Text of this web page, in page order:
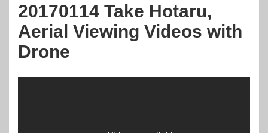
20170114 Take Hotaru,
Aerial Viewing Videos with
Drone